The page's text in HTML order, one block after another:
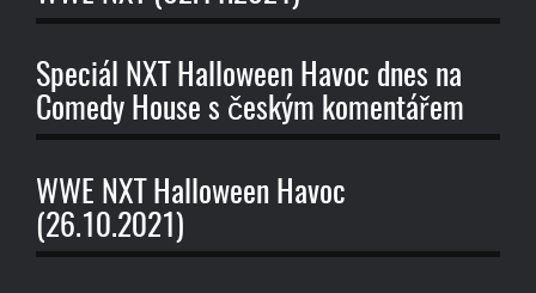
Speciál NXT Halloween Havoc dnes na
Comedy House s českým komentářem
WWE NXT Halloween Havoc
(26.10.2021)